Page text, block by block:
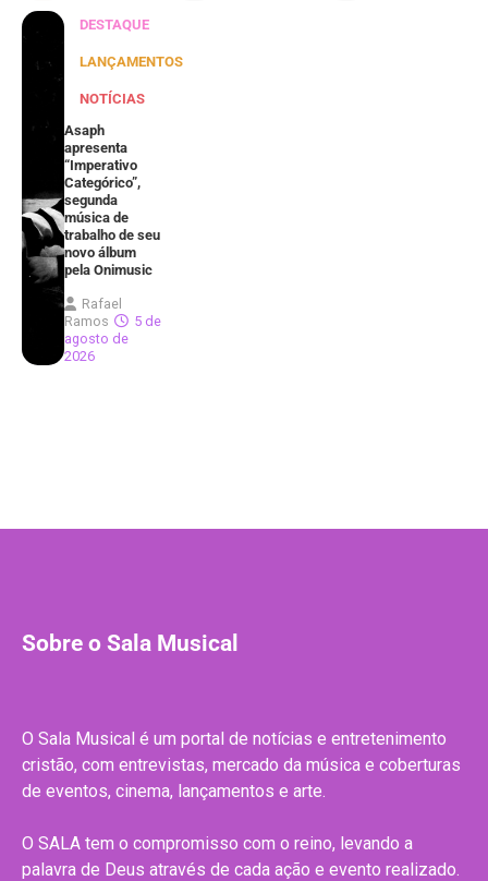
DESTAQUE
LANÇAMENTOS
NOTÍCIAS
Asaph
apresenta
“Imperativo
Categórico”,
segunda
música de
trabalho de seu
novo álbum
pela Onimusic
Rafael
Ramos
5 de
agosto de
2026
Sobre o Sala Musical
O Sala Musical é um portal de notícias e entretenimento
cristão, com entrevistas, mercado da música e coberturas
de eventos, cinema, lançamentos e arte.
O SALA tem o compromisso com o reino, levando a
palavra de Deus através de cada ação e evento realizado.